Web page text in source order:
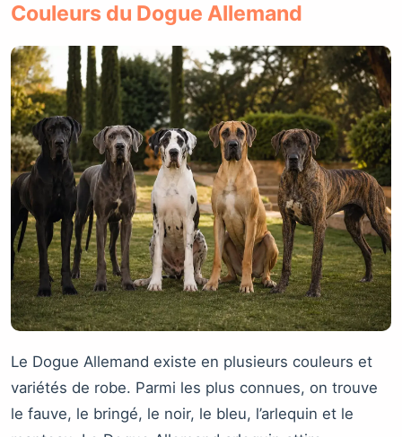
Couleurs du Dogue Allemand
Le Dogue Allemand existe en plusieurs couleurs et
variétés de robe. Parmi les plus connues, on trouve
le fauve, le bringé, le noir, le bleu, l’arlequin et le